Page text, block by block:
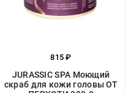
815 ₽
JURASSIC SPA Моющий
скраб для кожи головы ОТ